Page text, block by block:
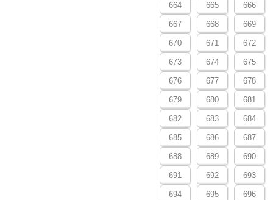
664 665 666
667 668 669
670 671 672
673 674 675
676 677 678
679 680 681
682 683 684
685 686 687
688 689 690
691 692 693
694 695 696